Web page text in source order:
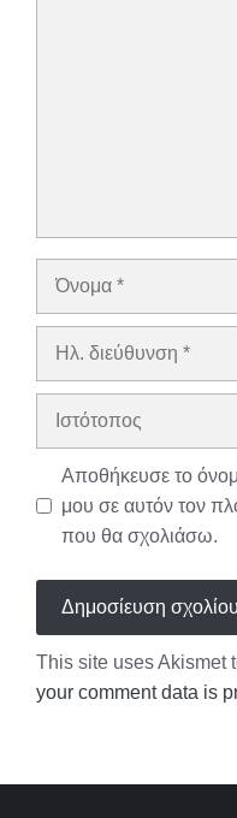
Όνομα
Ηλ.
Ιστότοπος
Αποθήκευσε το
μου σε αυτόν τον
που θα σχολιάσω.
This site uses Akismet
your comment data is